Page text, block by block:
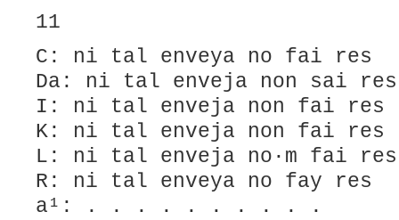
11
C: ni tal enveya no fai res
Da: ni tal enveja non sai res
I: ni tal enveja non fai res
K: ni tal enveja non fai res
L: ni tal enveja no·m fai res
R: ni tal enveya no fay res
a¹: . . . . . . . . . .